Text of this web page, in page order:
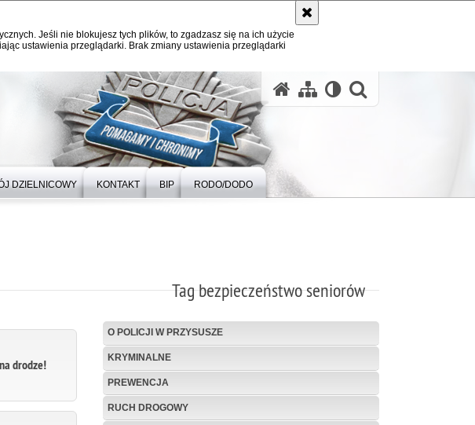
Jeśli nie blokujesz tych plików, to zgadzasz się na ich użycie
ustawienia przeglądarki. Brak zmiany ustawienia przeglądarki
DZIELNICOWY KONTAKT BIP RODO/DODO
Tag bezpieczeństwo seniorów
O POLICJI W PRZYSUSZE
KRYMINALNE
PREWENCJA
RUCH DROGOWY
drodze!